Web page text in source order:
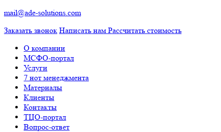
mail@ade-solutions.com
Заказать звонок Написать нам Рассчитать стоимость
О компании
МСФО-портал
Услуги
7 нот менеджмента
Материалы
Клиенты
Контакты
ТЦО-портал
Вопрос-ответ